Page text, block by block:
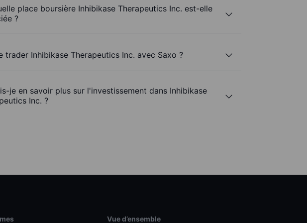
place boursière Inhibikase Therapeutics Inc. est-elle
?
trader Inhibikase Therapeutics Inc. avec Saxo ?
je en savoir plus sur l'investissement dans Inhibikase
Inc. ?
Vue d’ensemble